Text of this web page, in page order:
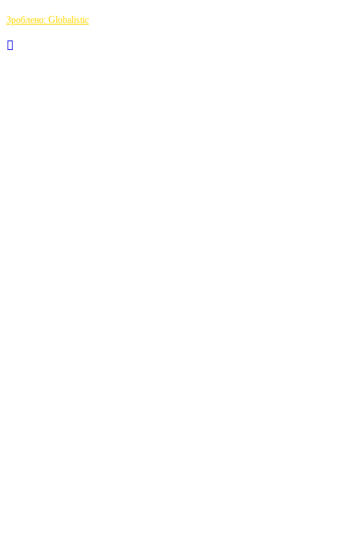
Зроблено: Globalistic